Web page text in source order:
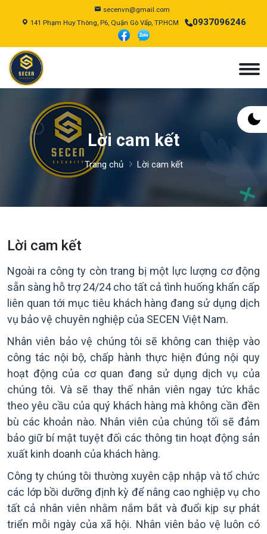
secenvn@gmail.com
141 Phạm Huy Thông, P6, Quận Gò Vấp, TP.HCM
0937096246
Lời cam kết
Trang chủ Lời cam kết
Lời cam kết
Ngoài ra công ty còn trang bị một lực lượng cơ động
sẵn sàng hỗ trợ 24/24 cho tất cả tình huống khẩn cấp
liên quan tới mục tiêu khách hàng đang sử dụng dịch
vụ bảo vệ chuyên nghiệp của SECEN Việt Nam.
Nhân viên bảo vệ chúng tôi sẽ không can thiệp vào
công tác nội bộ, chấp hành thực hiện đúng nội quy
hoạt động của cơ quan đang sử dụng dịch vụ của
chúng tôi. Và sẽ thay thế nhân viên ngay tức khắc
theo yêu cầu của quý khách hàng mà không cần đền
bù các khoản nào. Nhân viên của chúng tối sẽ đảm
bảo giữ bí mật tuyệt đối các thông tin hoạt động sản
xuất kinh doanh của khách hàng.
Công ty chúng tôi thường xuyên cập nhập và tổ chức
các lớp bồi dưỡng định kỳ để nâng cao nghiệp vụ cho
tất cả nhân viên nhằm nắm bắt và đuổi kịp sự phát
triển mỗi ngày của xã hội. Nhân viên bảo vệ luôn có